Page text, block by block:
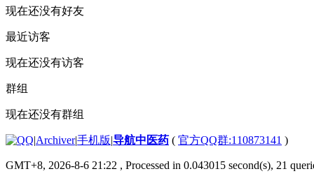
现在还没有好友
最近访客
现在还没有访客
群组
现在还没有群组
|Archiver|手机版|导航中医药 ( 官方QQ群:110873141 )
GMT+8, 2026-8-6 21:22 , Processed in 0.043015 second(s), 21